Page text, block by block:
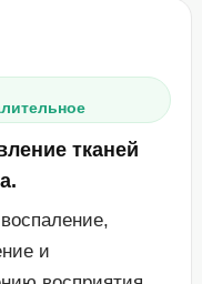
тканей
и